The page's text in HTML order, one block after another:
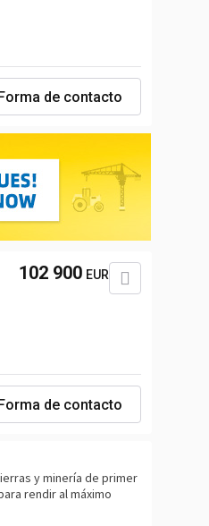
de contacto
102 900 EUR
de contacto
y minería de primer
rendir al máximo